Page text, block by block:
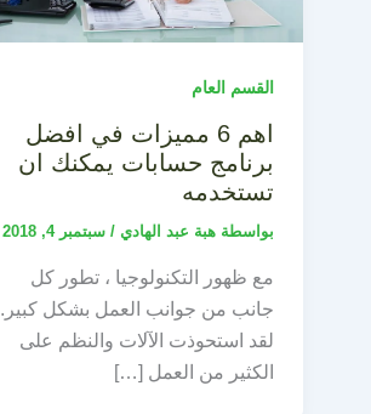
القسم العام
اهم 6 مميزات في افضل
برنامج حسابات يمكنك ان
تستخدمه
بواسطة هبة عبد الهادي / سبتمبر 4, 2018
مع ظهور التكنولوجيا ، تطور كل
جانب من جوانب العمل بشكل كبير.
لقد استحوذت الآلات والنظم على
الكثير من العمل […]